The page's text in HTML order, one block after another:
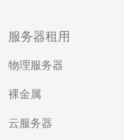
服务器租用
物理服务器
裸金属
云服务器